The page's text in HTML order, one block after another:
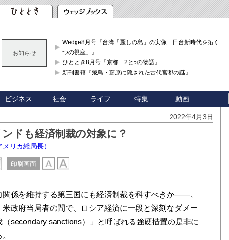
お知らせ
Wedge8月号『台湾「麗しの島」の実像 日台新時代を拓く「3
つの視座」』
ひととき8月号『京都 2と5の物語』
新刊書籍『飛鳥・藤原に隠された古代宮都の謎』
ビジネス 社会 ライフ 特集 動画
2022年4月3日
ドも経済制裁の対象に？
リカ総局長）
印刷画面
係を維持する第三国にも経済制裁を科すべきか――。
政府当局者の間で、ロシア経済に一段と深刻なダメー
secondary sanctions）」と呼ばれる強硬措置の是非に